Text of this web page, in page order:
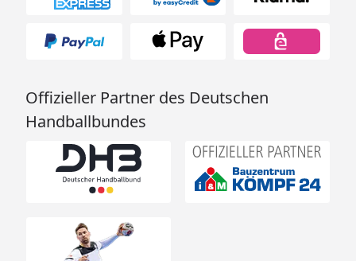
Offizieller Partner des Deutschen
Handballbundes